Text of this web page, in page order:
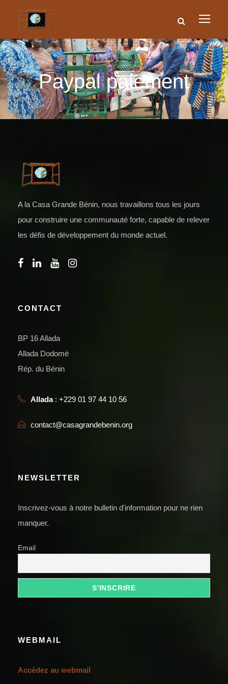
Paypal paiement
A la Casa Grande Bénin, nous travaillons tous les jours
pour construire une communauté forte, capable de relever
les défis de développement du monde actuel.
CONTACT
BP 16 Allada
Allada Dodomè
Rép. du Bénin
Allada: +229 01 97 44 10 56
contact@casagrandebenin.org
NEWSLETTER
Inscrivez-vous à notre bulletin d'information pour ne rien
manquer.
Email
WEBMAIL
Accédez au webmail